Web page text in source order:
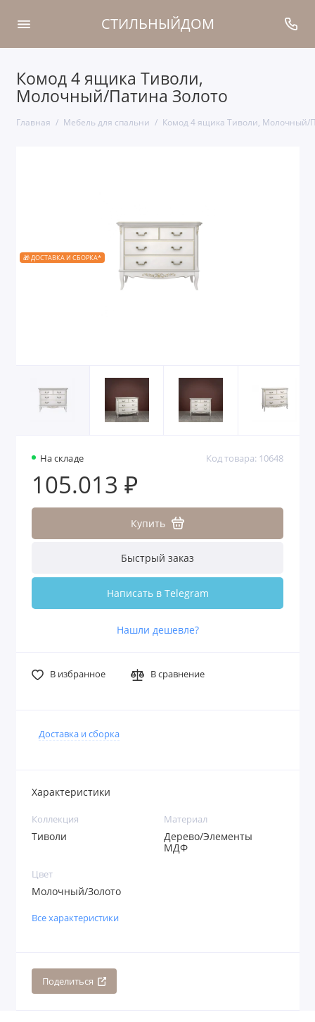
СТИЛЬНЫЙДОМ
Комод 4 ящика Тиволи,
Молочный/Патина Золото
Главная Мебель для спальни Комод 4 ящика Тиволи, Молочный/
🎁 ДОСТАВКА И СБОРКА*
На складе Код товара: 10648
105.013 ₽
Купить
Быстрый заказ
Написать в Telegram
Нашли дешевле?
В избранное В сравнение
Доставка и сборка
Характеристики
Коллекция
Тиволи
Материал
Дерево/Элементы
МДФ
Цвет
Молочный/Золото
Все характеристики
Поделиться